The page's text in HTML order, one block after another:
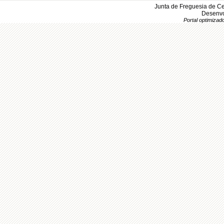
Junta de Freguesia de
Portal